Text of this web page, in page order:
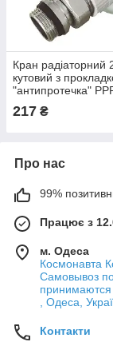
Кран радіаторний
кутовий з
"антипротечка"
217 ₴
Про нас
99%
Працює з
м. Одеса
Космонавта
Самовывоз по
принимаются
, Одеса,
Контакти